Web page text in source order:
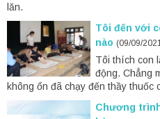
lăn.
Tôi đến với
nào (09/09/
Tôi thích con
động. Chẳng
không ổn đã chạy đến thầy thuốc
Chương